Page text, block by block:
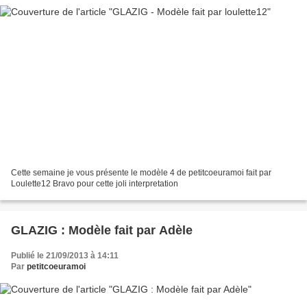
Cette semaine je vous présente le modèle 4 de petitcoeuramoi fait par
Loulette12 Bravo pour cette joli interpretation
GLAZIG : Modèle fait par Adèle
Publié le 21/09/2013 à 14:11
Par petitcoeuramoi